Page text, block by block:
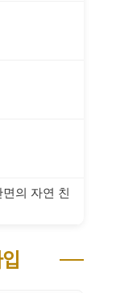
의 자연 친